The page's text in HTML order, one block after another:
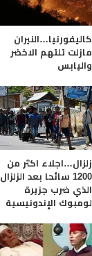
كاليفورنيا…النيران
مازلت تلتهم الاخضر
واليابس
زلزال…اجلاء اكثر من
1200 سائحا بعد الزلزال
الذي ضرب جزيرة
لومبوك الإندونيسية